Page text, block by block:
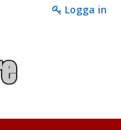
Logga in